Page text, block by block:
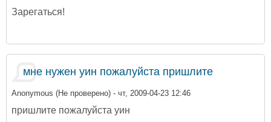
Зарегаться!
мне нужен уин пожалуйста пришлите
Anonymous (Не проверено) - чт, 2009-04-23 12:46
пришлите пожалуйста уин